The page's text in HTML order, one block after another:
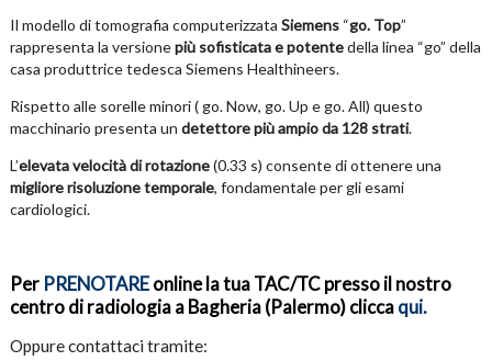
Il modello di tomografia computerizzata Siemens“go. Top”
rappresenta la versionepiù sofisticata e potentedella linea “go” della
casa produttrice tedesca Siemens Healthineers.
Rispetto alle sorelle minori ( go. Now, go. Up e go. All) questo
macchinario presenta un detettore più ampio da 128 strati.
L’elevata velocità di rotazione(0.33 s) consente di ottenere una
migliorerisoluzione temporale, fondamentale per gli esami
cardiologici.
Per PRENOTAREonline la tua TAC/TC presso il nostro
centro di radiologia a Bagheria (Palermo) cliccaqui.
Oppure contattaci tramite: